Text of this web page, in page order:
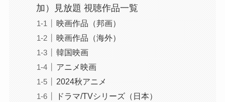
加）見放題 視聴作品一覧
映画作品（邦画）
映画作品（海外）
韓国映画
アニメ映画
2024秋アニメ
ドラマ/TVシリーズ（日本）